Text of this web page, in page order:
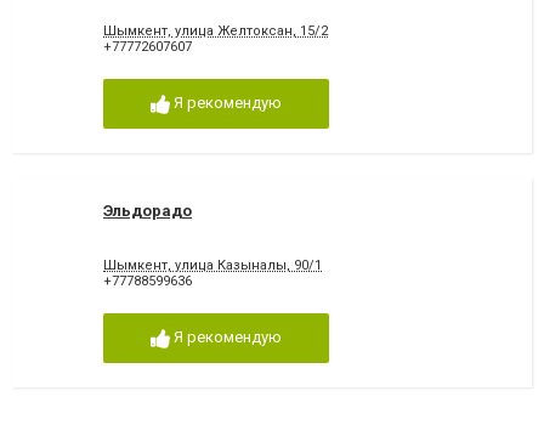
Шымкент, улица Желтоксан, 15/2
+77772607607
Я рекомендую
Эльдорадо
Шымкент, улица Казыналы, 90/1
+77788599636
Я рекомендую